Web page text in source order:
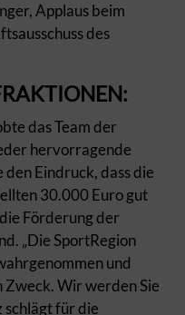
Applaus beim
des
das Team der
hervorragende
Eindruck, dass die
30.000 Euro gut
Förderung der
„Die SportRegion
und
Wir werden Sie
schlägt für die